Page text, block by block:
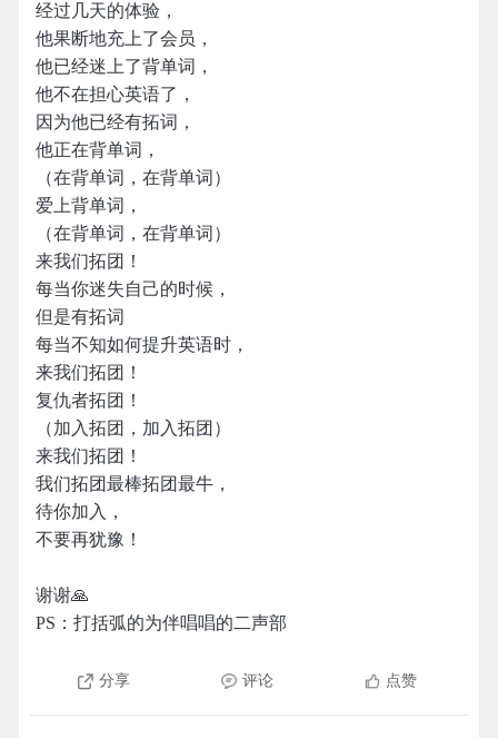
经过几天的体验，
他果断地充上了会员，
他已经迷上了背单词，
他不在担心英语了，
因为他已经有拓词，
他正在背单词，
（在背单词，在背单词）
爱上背单词，
（在背单词，在背单词）
来我们拓团！
每当你迷失自己的时候，
但是有拓词
每当不知如何提升英语时，
来我们拓团！
复仇者拓团！
（加入拓团，加入拓团）
来我们拓团！
我们拓团最棒拓团最牛，
待你加入，
不要再犹豫！
谢谢🙏
PS：打括弧的为伴唱唱的二声部
分享 评论 点赞